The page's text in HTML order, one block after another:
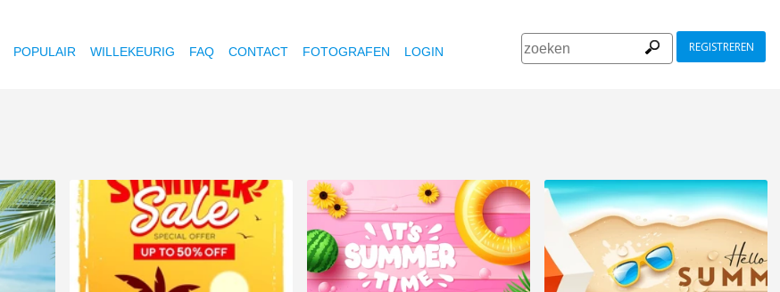
POPULAIR WILLEKEURIG FAQ CONTACT FOTOGRAFEN LOGIN REGISTREREN